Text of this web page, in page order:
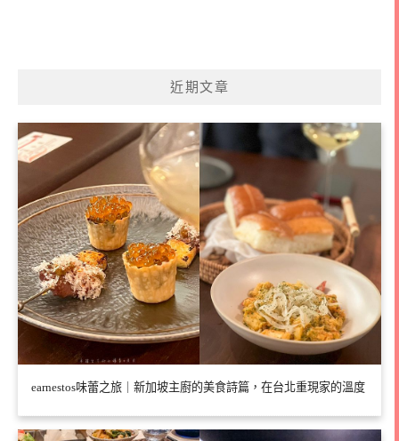
近期文章
earnestos味蕾之旅｜新加坡主廚的美食詩篇，在台北重現家的溫度